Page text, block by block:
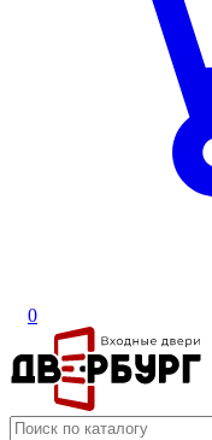
0